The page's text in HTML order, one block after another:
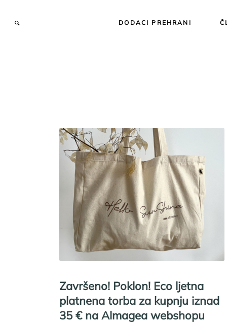
DODACI PREHRANI
Završeno! Poklon! Eco ljetna
platnena torba za kupnju iznad
35 € na Almagea webshopu